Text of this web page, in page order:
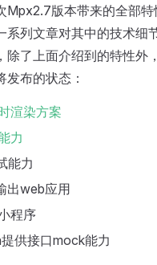
Mpx2.7版本带来的全部
系列文章对其中的技术细
除了上面介绍到的特性外
发布的状态：
渲染方案
力
能力
出web应用
程序
供接口mock能力